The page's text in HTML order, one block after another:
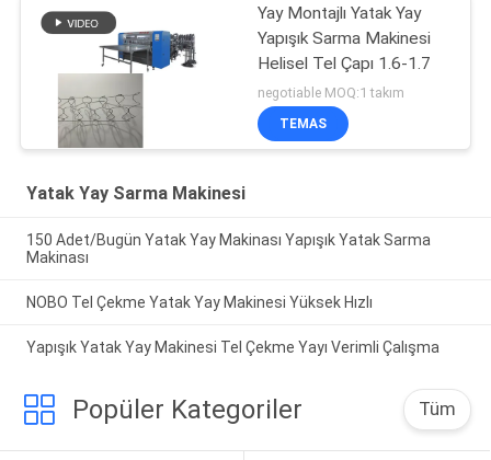
Yay Montajlı Yatak Yay
Yapışık Sarma Makinesi
Helisel Tel Çapı 1.6-1.7
negotiable MOQ:1 takım
TEMAS
Yatak Yay Sarma Makinesi
150 Adet/Bugün Yatak Yay Makinası Yapışık Yatak Sarma
Makinası
NOBO Tel Çekme Yatak Yay Makinesi Yüksek Hızlı
Yapışık Yatak Yay Makinesi Tel Çekme Yayı Verimli Çalışma
Popüler Kategoriler Tüm